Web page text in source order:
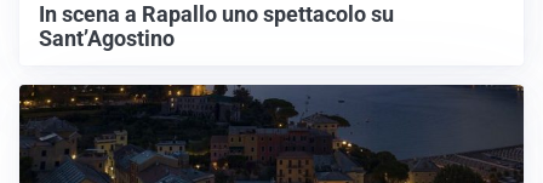
In scena a Rapallo uno spettacolo su
Sant’Agostino